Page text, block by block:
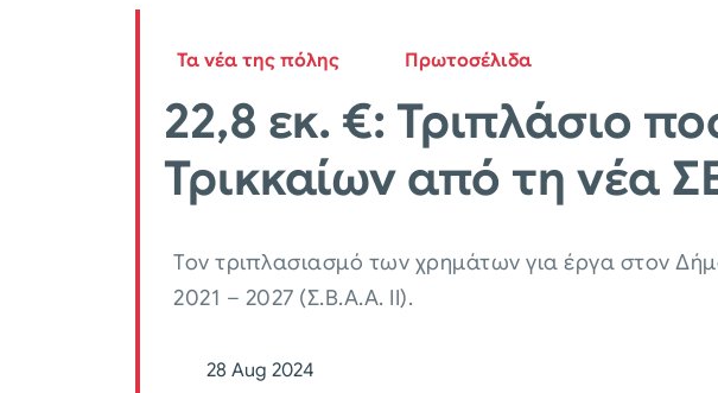
Τα νέα της πόλης Πρωτοσέλιδα
22,8 εκ. €: Τριπλάσιο
Τρικκαίων από τη νέα
Τον τριπλασιασμό των χρημάτων για έργα στον
2021 – 2027 (Σ.Β.Α.Α. ΙΙ).
28 Aug 2024